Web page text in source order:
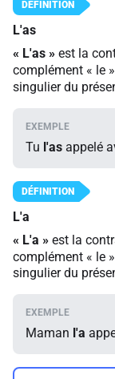
L'as
« L'as » est la
complément « le
singulier du
Tu l'as appelé
L'a
« L'a » est la
complément « le
singulier du
Maman l'a